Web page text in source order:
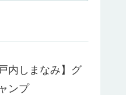
内しまなみ】グ
ンプ